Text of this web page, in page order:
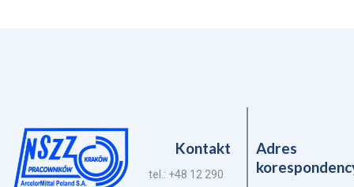
Kontakt
tel.: +48 12 290
Adres